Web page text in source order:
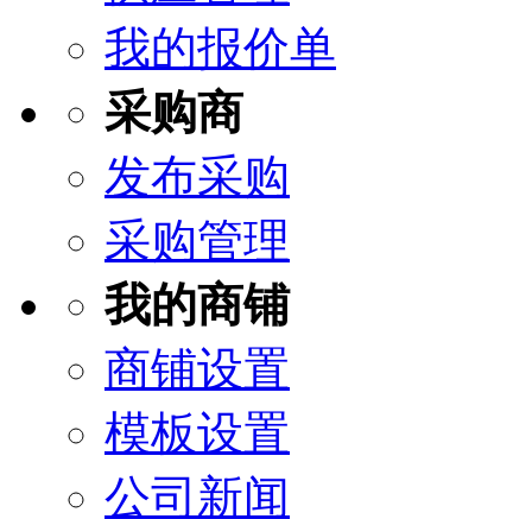
我的报价单
采购商
发布采购
采购管理
我的商铺
商铺设置
模板设置
公司新闻